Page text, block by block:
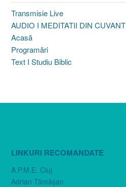
Transmisie Live
AUDIO I MEDITATII DIN CUVANT
Acasă
Programări
Text I Studiu Biblic
LINKURI RECOMANDATE
A.P.M.E. Cluj
Adrian Tămăşan